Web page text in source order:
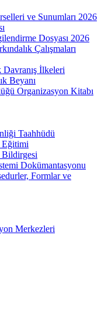
ve Sunumları 2026
Dosyası 2026
Çalışmaları
İlkeleri
Beyanı
Organizasyon Kitabı
Taahhüdü
Eğitimi
Bildirgesi
Dokümantasyonu
Formlar ve
Merkezleri